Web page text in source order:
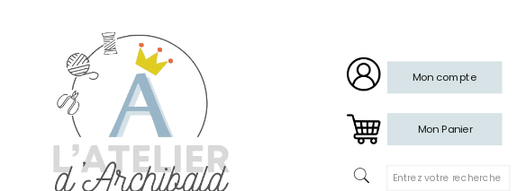
Mon compte
Mon Panier